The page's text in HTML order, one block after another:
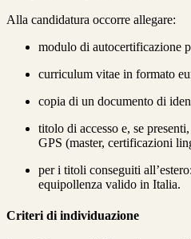
Alla candidatura occorre allegare:
modulo di autocertificazione
curriculum vitae in formato
copia di un documento di
titolo di accesso e, se
GPS (master, certificazioni
per i titoli conseguiti
equipollenza valido in Italia.
Criteri di individuazione